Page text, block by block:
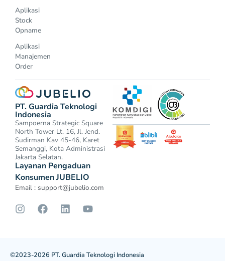
Aplikasi
Stock
Opname
Aplikasi
Manajemen
Order
PT. Guardia Teknologi
Indonesia
Sampoerna Strategic Square
North Tower Lt. 16, Jl. Jend.
Sudirman Kav 45-46, Karet
Semanggi, Kota Administrasi
Jakarta Selatan.
Layanan Pengaduan
Konsumen JUBELIO
Email : support@jubelio.com
©2023-2026 PT. Guardia Teknologi Indonesia